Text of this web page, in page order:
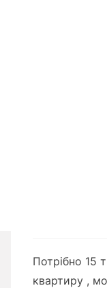
Потрібно 15
квартиру ,